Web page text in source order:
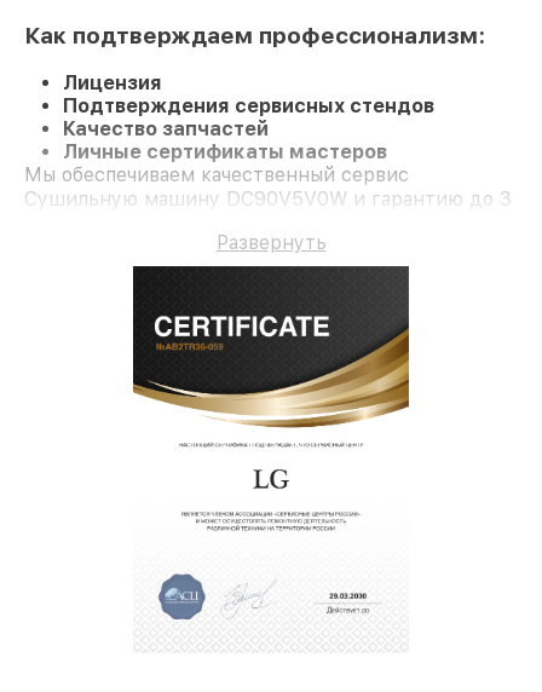
Как подтверждаем профессионализм:
Лицензия
Подтверждения сервисных стендов
Качество запчастей
Личные сертификаты мастеров
Мы обеспечиваем качественный сервис
Сушильную машину DC90V5V0W и гарантию до 3
Развернуть